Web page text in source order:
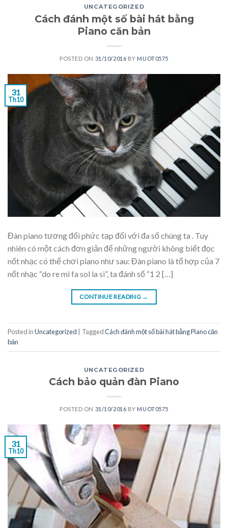
UNCATEGORIZED
Cách đánh một số bài hát bằng
Piano căn bản
POSTED ON 31/10/2016 BY MUOT0575
31
Th10
Đàn piano tương đối phức tạp đối với đa số chúng ta . Tuy
nhiên có một cách đơn giản để những người không biết đọc
nốt nhạc có thể chơi piano như sau: Đàn piano là tổ hợp của 7
nốt nhạc “do re mi fa sol la si”, ta đánh số “1 2 […]
CONTINUE READING →
Posted inUncategorized TaggedCách đánh một số bài hát bằng Piano căn
bản
UNCATEGORIZED
Cách bảo quản đàn Piano
POSTED ON 31/10/2016 BY MUOT0575
31
Th10